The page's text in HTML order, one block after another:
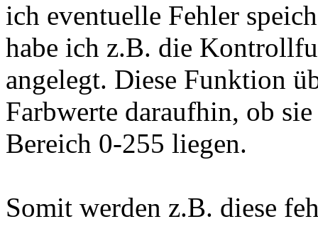
ich eventuelle Fehler
habe ich z.B. die
angelegt. Diese Funktion
Farbwerte daraufhin, ob
Bereich 0-255 liegen.
Somit werden z.B. diese